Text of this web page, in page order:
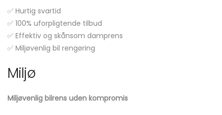
✅ Hurtig svartid
✅ 100% uforpligtende tilbud
✅ Effektiv og skånsom damprens
✅ Miljøvenlig bil rengøring
Miljø
Miljøvenlig bilrens uden kompromis